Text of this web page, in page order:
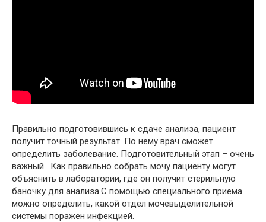
Правильно подготовившись к сдаче анализа, пациент
получит точный результат. По нему врач сможет
определить заболевание. Подготовительный этап – очень
важный. Как правильно собрать мочу пациенту могут
объяснить в лаборатории, где он получит стерильную
баночку для анализа.С помощью специального приема
можно определить, какой отдел мочевыделительной
системы поражен инфекцией.